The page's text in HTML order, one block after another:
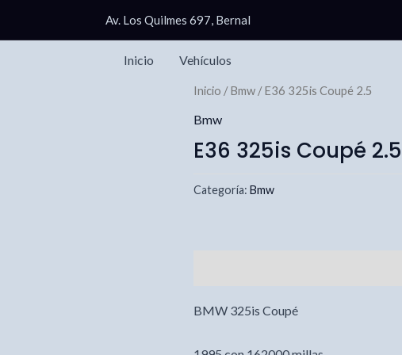
Av. Los Quilmes 697, Bernal
Inicio Vehículos
Inicio /Bmw / E36 325is Coupé 2.5
Bmw
E36 325is Coupé 2.5
Categoría: Bmw
BMW 325is Coupé